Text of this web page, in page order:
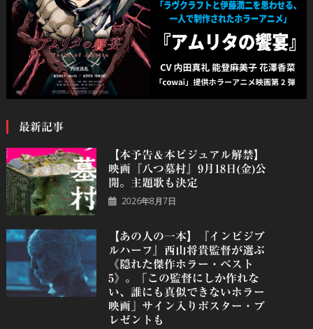
最新記事
【本予告＆本ビジュアル解禁】
映画『八つ墓村』9月18日(金)公
開。主題歌も決定
2026年8月7日
【あの人の一本】『インビジブ
ルハーフ』⻄⼭将貴監督が選ぶ
《隠れた傑作ホラー・ベスト
5》。「この監督にしか作れな
い、誰にも真似できないホラー
映画」サイン入りポスター・プ
レゼントも